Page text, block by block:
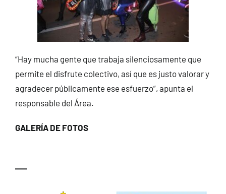
“Hay mucha gente que trabaja silenciosamente que
permite el disfrute colectivo, así que es justo valorar y
agradecer públicamente ese esfuerzo”, apunta el
responsable del Área.
GALERÍA DE FOTOS
—